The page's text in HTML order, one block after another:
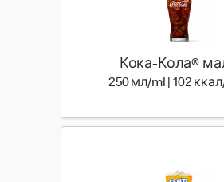
Кока-Кола®
250 мл/ml | 102